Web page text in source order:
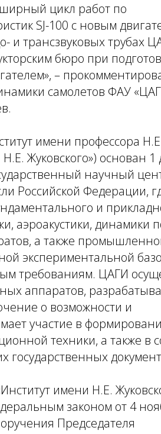
цикл работ по
SJ-100 с новым
и трансзвуковых трубах
бюро при
–
самолетов ФАУ
имени профессора
Жуковского») основан 1
научный
Российской Федерации,
и
аэроакустики, динамики
а также
экспериментальной
требованиям. ЦАГИ
аппаратов,
о возможности и
участие в
техники, а также в
имени Н.Е.
законом от 4
Председателя